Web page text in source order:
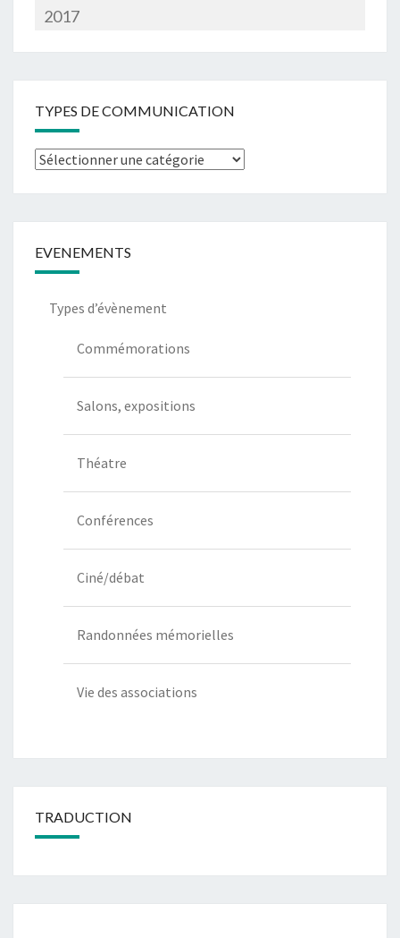
2017
TYPES DE COMMUNICATION
Types
EVENEMENTS
Types d’évènement
Commémorations
Salons, expositions
Théatre
Conférences
Ciné/débat
Randonnées mémorielles
Vie des associations
TRADUCTION